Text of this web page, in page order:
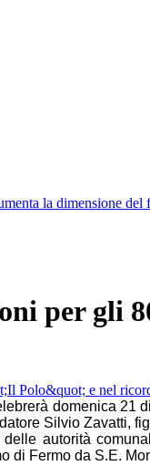
la dimensione del
per
domenica
Silvio Zavatti,
autorità
di Fermo da S.E.